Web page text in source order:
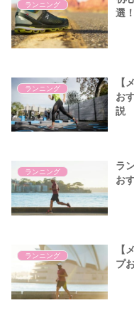
ランニング
選
ランニング
【
お
説
ランニング
ラ
お
ランニング
【
プ